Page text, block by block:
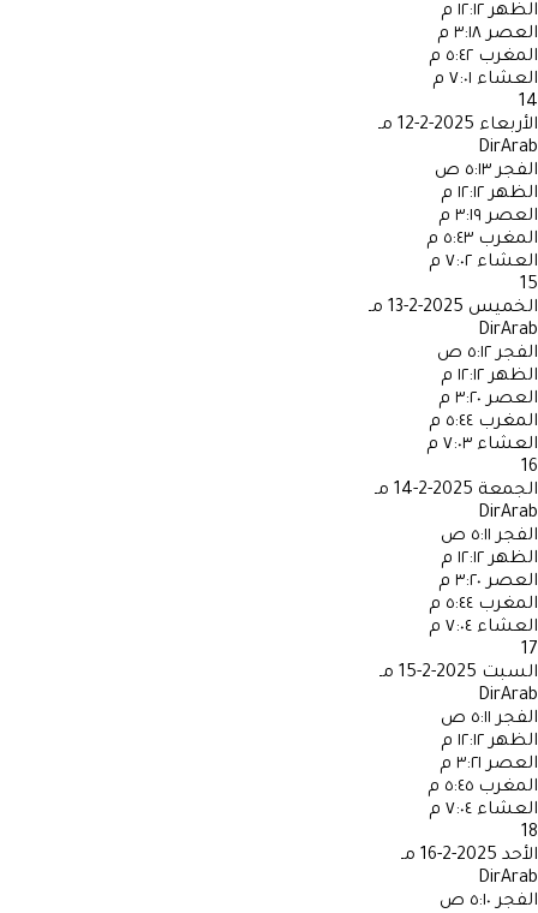
الظهر ١٢:١٢ م
العصر ٣:١٨ م
المغرب ٥:٤٢ م
العشاء ٧:٠١ م
14
الأربعاء 2025-2-12 مـ
DirArab
الفجر ٥:١٣ ص
الظهر ١٢:١٢ م
العصر ٣:١٩ م
المغرب ٥:٤٣ م
العشاء ٧:٠٢ م
15
الخميس 2025-2-13 مـ
DirArab
الفجر ٥:١٢ ص
الظهر ١٢:١٢ م
العصر ٣:٢٠ م
المغرب ٥:٤٤ م
العشاء ٧:٠٣ م
16
الجمعة 2025-2-14 مـ
DirArab
الفجر ٥:١١ ص
الظهر ١٢:١٢ م
العصر ٣:٢٠ م
المغرب ٥:٤٤ م
العشاء ٧:٠٤ م
17
السبت 2025-2-15 مـ
DirArab
الفجر ٥:١١ ص
الظهر ١٢:١٢ م
العصر ٣:٢١ م
المغرب ٥:٤٥ م
العشاء ٧:٠٤ م
18
الأحد 2025-2-16 مـ
DirArab
الفجر ٥:١٠ ص